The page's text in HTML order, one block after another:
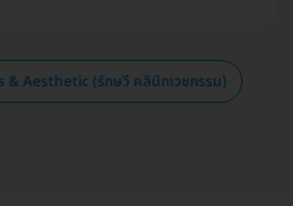
& Aesthetic (รักษวี คลินิกเวชกรรม)